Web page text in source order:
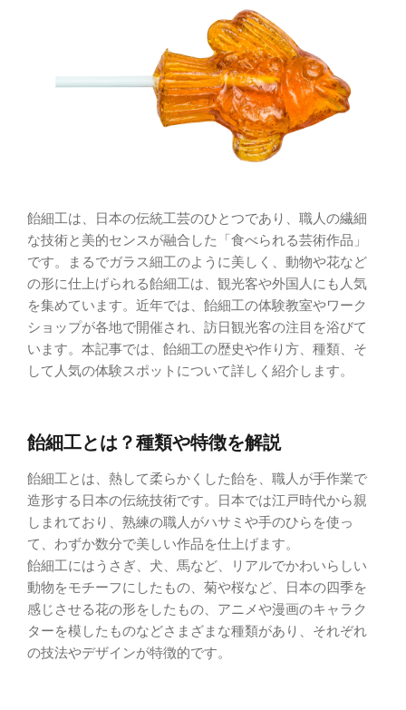
飴細工は、日本の伝統工芸のひとつであり、職人の繊細
な技術と美的センスが融合した「食べられる芸術作品」
です。まるでガラス細工のように美しく、動物や花など
の形に仕上げられる飴細工は、観光客や外国人にも人気
を集めています。近年では、飴細工の体験教室やワーク
ショップが各地で開催され、訪日観光客の注目を浴びて
います。本記事では、飴細工の歴史や作り方、種類、そ
して人気の体験スポットについて詳しく紹介します。
飴細工とは？種類や特徴を解説
飴細工とは、熱して柔らかくした飴を、職人が手作業で
造形する日本の伝統技術です。日本では江戸時代から親
しまれており、熟練の職人がハサミや手のひらを使っ
て、わずか数分で美しい作品を仕上げます。
飴細工にはうさぎ、犬、馬など、リアルでかわいらしい
動物をモチーフにしたもの、菊や桜など、日本の四季を
感じさせる花の形をしたもの、アニメや漫画のキャラク
ターを模したものなどさまざまな種類があり、それぞれ
の技法やデザインが特徴的です。